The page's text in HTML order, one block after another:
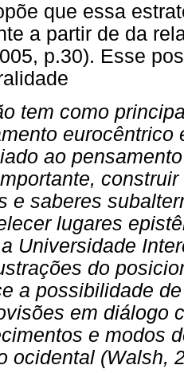
que essa
a partir de da
p.30). Esse
tem como
eurocêntrico
ao
e saberes
lugares
Universidade
do
a possibilidade
em diálogo
e modos
ocidental (Walsh,